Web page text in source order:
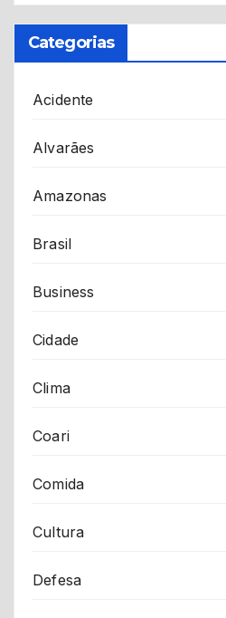
Categorias
Acidente
Alvarães
Amazonas
Brasil
Business
Cidade
Clima
Coari
Comida
Cultura
Defesa